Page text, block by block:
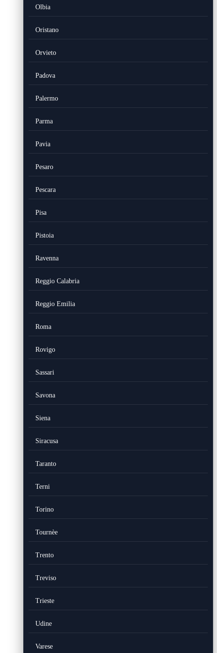
Olbia
Oristano
Orvieto
Padova
Palermo
Parma
Pavia
Pesaro
Pescara
Pisa
Pistoia
Ravenna
Reggio Calabria
Reggio Emilia
Roma
Rovigo
Sassari
Savona
Siena
Siracusa
Taranto
Terni
Torino
Tournèe
Trento
Treviso
Trieste
Udine
Varese